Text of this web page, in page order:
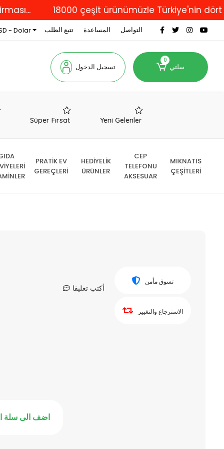
18000 çeşit ürünümüzle Türkiye'nin dört bir
- Dolar تتبع الطلب المساعدة التواصل
تسجيل الدخول
0
سلتي
Süper Fırsat Yeni Gelenler
PRATİK EV
GEREÇLERİ
HEDİYELİK
ÜRÜNLER
CEP
TELEFONU
AKSESUAR
MIKNATIS
ÇEŞİTLERİ
أكتب تعليقا
اضف الى سلة
تسوق مأمن
الاسترجاع والتغيير